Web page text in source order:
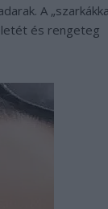
A
és rengeteg